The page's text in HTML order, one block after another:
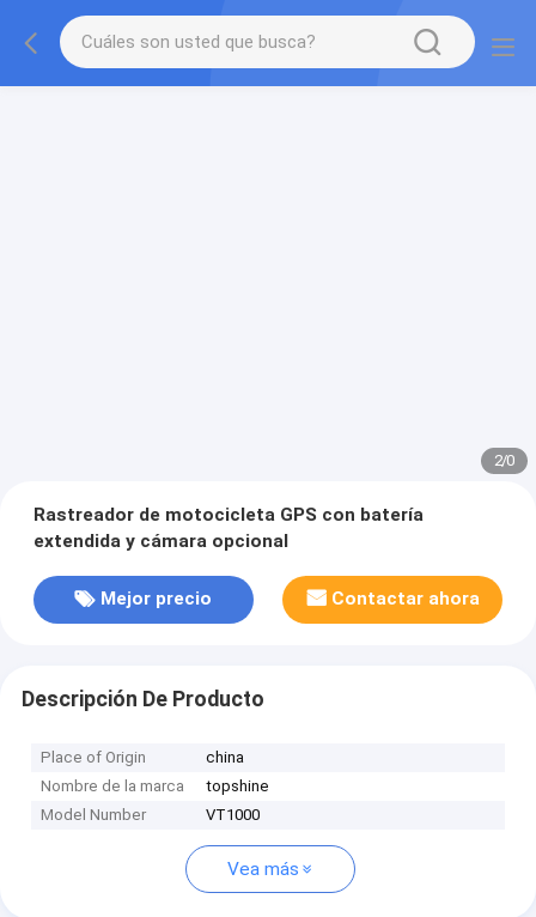
2/0
Rastreador de motocicleta GPS con batería
extendida y cámara opcional
Mejor precio Contactar ahora
Descripción De Producto
Place of Origin
china
Nombre de la marca
topshine
Model Number
VT1000
Vea más